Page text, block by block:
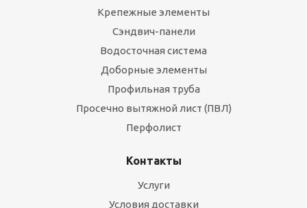
Крепежные элементы
Сэндвич-панели
Водосточная система
Доборные элементы
Профильная труба
Просечно вытяжной лист (ПВЛ)
Перфолист
Контакты
Услуги
Условия доставки